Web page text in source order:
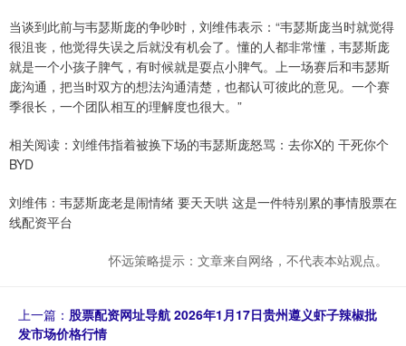
当谈到此前与韦瑟斯庞的争吵时，刘维伟表示：“韦瑟斯庞当时就觉得
很沮丧，他觉得失误之后就没有机会了。懂的人都非常懂，韦瑟斯庞
就是一个小孩子脾气，有时候就是耍点小脾气。上一场赛后和韦瑟斯
庞沟通，把当时双方的想法沟通清楚，也都认可彼此的意见。一个赛
季很长，一个团队相互的理解度也很大。”
相关阅读：刘维伟指着被换下场的韦瑟斯庞怒骂：去你X的 干死你个
BYD
刘维伟：韦瑟斯庞老是闹情绪 要天天哄 这是一件特别累的事情股票在
线配资平台
怀远策略提示：文章来自网络，不代表本站观点。
上一篇： 股票配资网址导航 2026年1月17日贵州遵义虾子辣椒批
发市场价格行情